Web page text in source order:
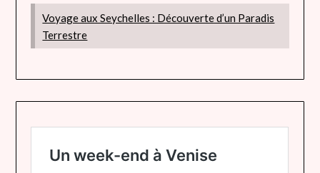
Voyage aux Seychelles : Découverte d’un Paradis
Terrestre